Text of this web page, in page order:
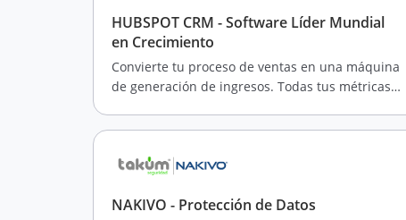
HUBSPOT CRM - Software Líder Mundial
en Crecimiento
Convierte tu proceso de ventas en una máquina
de generación de ingresos. Todas tus métricas,
un solo lugar
NAKIVO - Protección de Datos